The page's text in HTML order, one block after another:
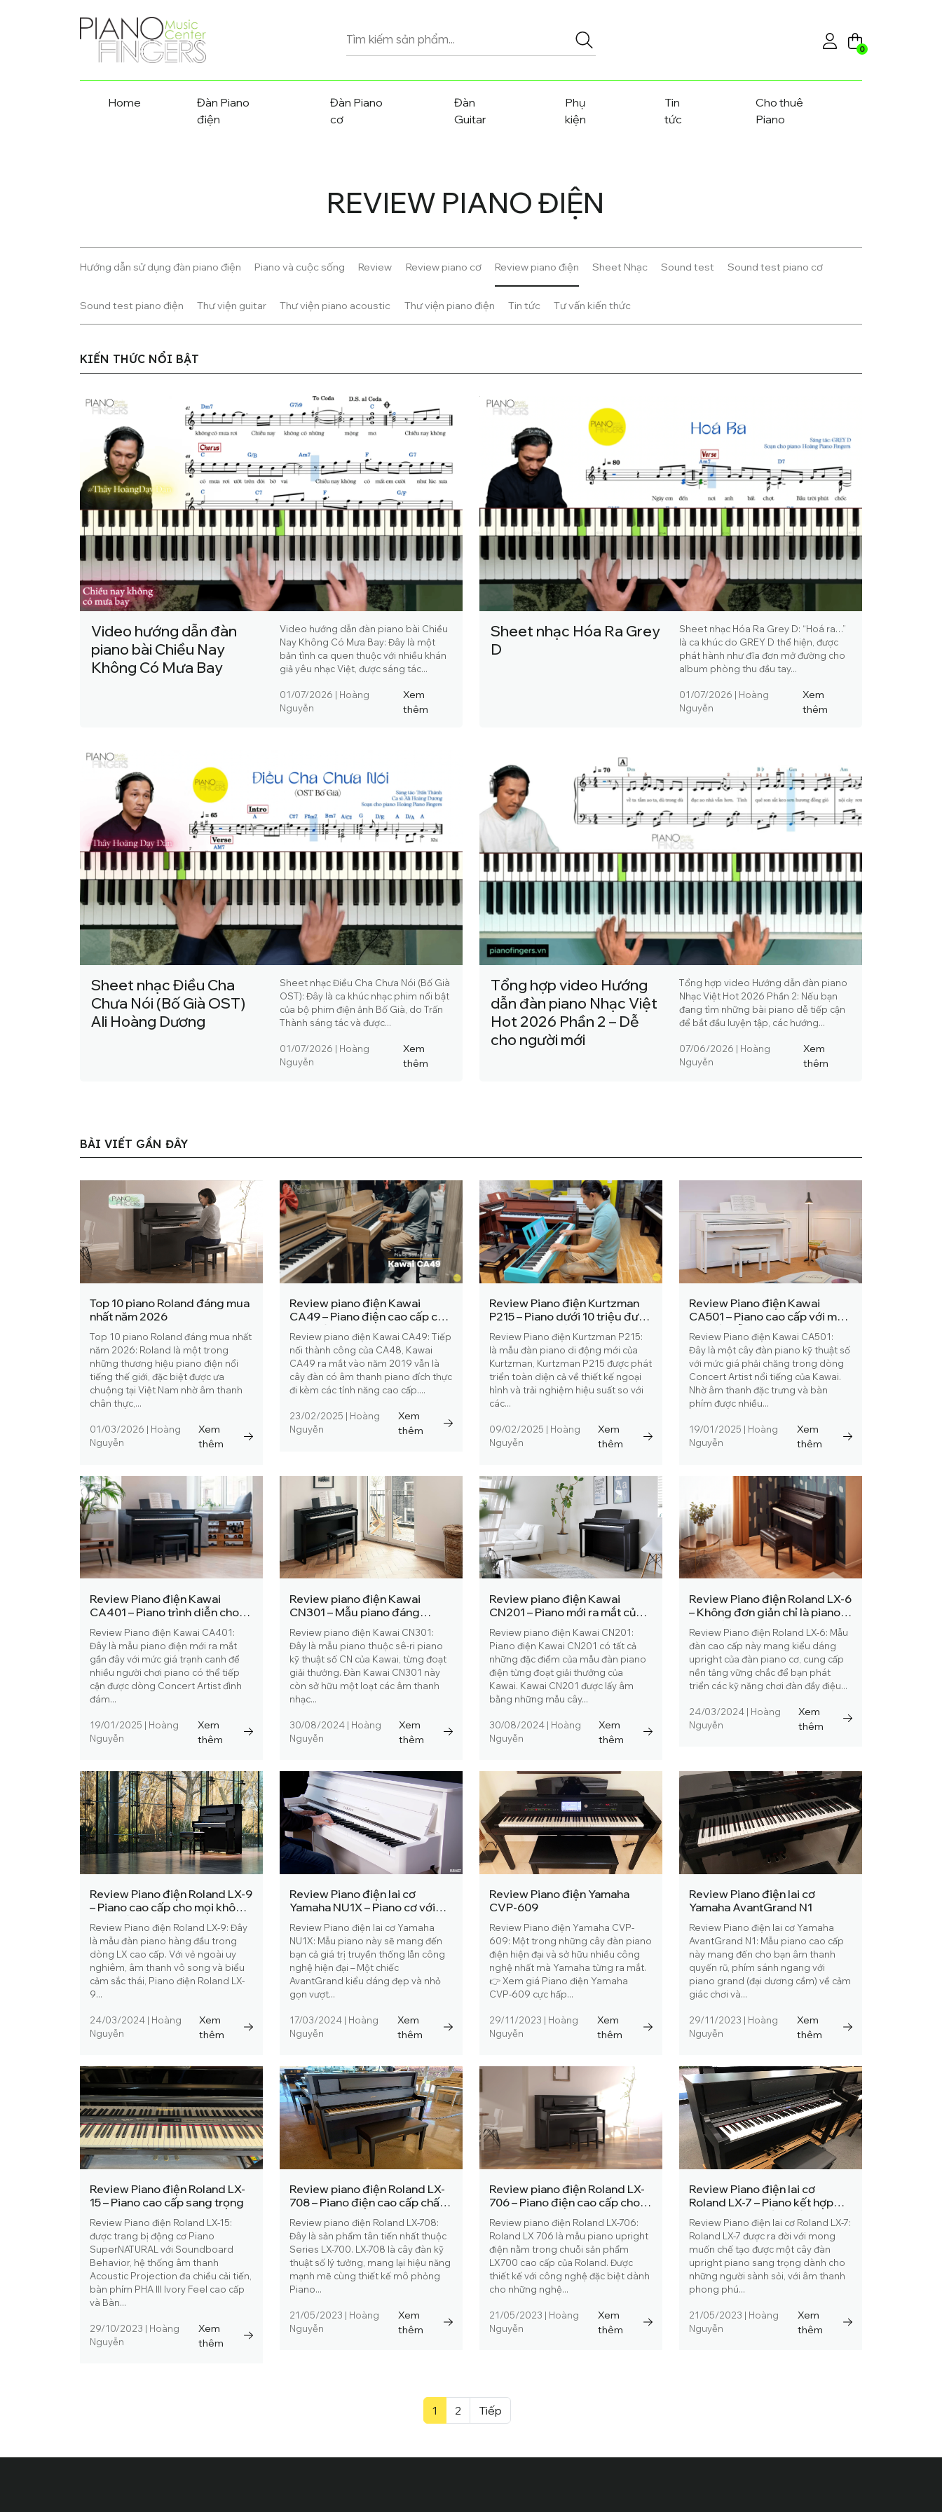
kiếm
0
Home
Đàn Piano
điện
Đàn Piano
cơ
Đàn
Guitar
Phụ
kiện
Tin
tức
Cho thuê
Piano
REVIEW PIANO ĐIỆN
Hướng dẫn sử dụng đàn piano điện Piano và cuộc sống Review Review piano cơ Review piano điện Sheet Nhạc Sound test Sound test piano cơ
Sound test piano điện Thư viện guitar Thư viện piano acoustic Thư viện piano điện Tin tức Tư vấn kiến thức
KIẾN THỨC NỔI BẬT
Video hướng dẫn đàn
piano bài Chiều Nay
Không Có Mưa Bay
Video hướng dẫn đàn piano bài Chiều
Nay Không Có Mưa Bay: Đây là một
bản tình ca quen thuộc với nhiều khán
giả yêu nhạc Việt, được sáng tác...
01/07/2026 | Hoàng
Nguyễn
Xem
thêm
Sheet nhạc Hóa Ra Grey
D
Sheet nhạc Hóa Ra Grey D: “Hoá ra…”
là ca khúc do GREY D thể hiện, được
phát hành như đĩa đơn mở đường cho
album phòng thu đầu tay...
01/07/2026 | Hoàng
Nguyễn
Xem
thêm
Sheet nhạc Điều Cha
Chưa Nói (Bố Già OST)
Ali Hoàng Dương
Sheet nhạc Điều Cha Chưa Nói (Bố Già
OST): Đây là ca khúc nhạc phim nổi bật
của bộ phim điện ảnh Bố Già, do Trấn
Thành sáng tác và được...
01/07/2026 | Hoàng
Nguyễn
Xem
thêm
Tổng hợp video Hướng
dẫn đàn piano Nhạc Việt
Hot 2026 Phần 2 – Dễ
cho người mới
Tổng hợp video Hướng dẫn đàn piano
Nhạc Việt Hot 2026 Phần 2: Nếu bạn
đang tìm những bài piano dễ tiếp cận
để bắt đầu luyện tập, các hướng...
07/06/2026 | Hoàng
Nguyễn
Xem
thêm
BÀI VIẾT GẦN ĐÂY
Top 10 piano Roland đáng mua
nhất năm 2026
Top 10 piano Roland đáng mua nhất
năm 2026: Roland là một trong
những thương hiệu piano điện nổi
tiếng thế giới, đặc biệt được ưa
chuộng tại Việt Nam nhờ âm thanh
chân thực,...
01/03/2026 | Hoàng
Nguyễn
Xem
thêm
Review piano điện Kawai
CA49 – Piano điện cao cấp cho
mọi đối tượng
Review piano điện Kawai CA49: Tiếp
nối thành công của CA48, Kawai
CA49 ra mắt vào năm 2019 vẫn là
cây đàn có âm thanh piano đích thực
đi kèm các tính năng cao cấp....
23/02/2025 | Hoàng
Nguyễn
Xem
thêm
Review Piano điện Kurtzman
P215 – Piano dưới 10 triệu được
ưa chuộng nhất
Review Piano điện Kurtzman P215:
là mẫu đàn piano di động mới của
Kurtzman, Kurtzman P215 được phát
triển toàn diện cả về thiết kế ngoại
hình và trải nghiệm hiệu suất so với
các...
09/02/2025 | Hoàng
Nguyễn
Xem
thêm
Review Piano điện Kawai
CA501 – Piano cao cấp với mức
giá hấp dẫn
Review Piano điện Kawai CA501:
Đây là một cây đàn piano kỹ thuật số
với mức giá phải chăng trong dòng
Concert Artist nổi tiếng của Kawai.
Nhờ âm thanh đặc trưng và bàn
phím được nhiều...
19/01/2025 | Hoàng
Nguyễn
Xem
thêm
Review Piano điện Kawai
CA401 – Piano trình diễn cho
Review Piano điện Kawai CA401:
Đây là mẫu piano điện mới ra mắt
gần đây với mức giá trạnh canh để
nhiều người chơi piano có thể tiếp
cận được dòng Concert Artist đình
đám...
19/01/2025 | Hoàng
Nguyễn
Xem
thêm
Review piano điện Kawai
CN301 – Mẫu piano đáng
Review piano điện Kawai CN301:
Đây là mẫu piano thuộc sê-ri piano
kỹ thuật số CN của Kawai, từng đoạt
giải thưởng. Đàn Kawai CN301 này
còn sở hữu một loạt các âm thanh
nhạc...
30/08/2024 | Hoàng
Nguyễn
Xem
thêm
Review piano điện Kawai
CN201 – Piano mới ra mắt của
Review piano điện Kawai CN201:
Piano điện Kawai CN201 có tất cả
những đặc điểm của mẫu đàn piano
điện từng đoạt giải thưởng của
Kawai. Kawai CN201 được lấy âm
bằng những mẫu cây...
30/08/2024 | Hoàng
Nguyễn
Xem
thêm
Review Piano điện Roland LX-6
– Không đơn giản chỉ là piano
cao cấp
Review Piano điện Roland LX-6: Mẫu
đàn cao cấp này mang kiểu dáng
upright của đàn piano cơ, cung cấp
nền tảng vững chắc để bạn phát
triển các kỹ năng chơi đàn đầy điệu...
24/03/2024 | Hoàng
Nguyễn
Xem
thêm
Review Piano điện Roland LX-9
– Piano cao cấp cho mọi không
gian sống
Review Piano điện Roland LX-9: Đây
là mẫu đàn piano hàng đầu trong
dòng LX cao cấp. Với vẻ ngoài uy
nghiêm, âm thanh vô song và biểu
cảm sắc thái, Piano điện Roland LX-
9...
24/03/2024 | Hoàng
Nguyễn
Xem
thêm
Review Piano điện lai cơ
Yamaha NU1X – Piano cơ với
Review Piano điện lai cơ Yamaha
NU1X: Mẫu piano này sẽ mang đến
bạn cả giá trị truyền thống lẫn công
nghệ hiện đại – Một chiếc
AvantGrand kiểu dáng đẹp và nhỏ
gọn vượt...
17/03/2024 | Hoàng
Nguyễn
Xem
thêm
Review Piano điện Yamaha
CVP-609
Review Piano điện Yamaha CVP-
609: Một trong những cây đàn piano
điện hiện đại và sở hữu nhiều công
nghệ nhất mà Yamaha từng ra mắt.
👉 Xem giá Piano điện Yamaha
CVP-609 cực hấp...
29/11/2023 | Hoàng
Nguyễn
Xem
thêm
Review Piano điện lai cơ
Yamaha AvantGrand N1
Review Piano điện lai cơ Yamaha
AvantGrand N1: Mẫu piano cao cấp
này mang đến cho bạn âm thanh
quyến rũ, phím sánh ngang với
piano grand (đại dương cầm) về cảm
giác chơi và...
29/11/2023 | Hoàng
Nguyễn
Xem
thêm
Review Piano điện Roland LX-
15 – Piano cao cấp sang trọng
Review Piano điện Roland LX-15:
được trang bị động cơ Piano
SuperNATURAL với Soundboard
Behavior, hệ thống âm thanh
Acoustic Projection đa chiều cải tiến,
bàn phím PHA III Ivory Feel cao cấp
và Bàn...
29/10/2023 | Hoàng
Nguyễn
Xem
thêm
Review piano điện Roland LX-
708 – Piano điện cao cấp chất
lượng độc đáo
Review piano điện Roland LX-708:
Đây là sản phẩm tân tiến nhất thuộc
Series LX-700. LX-708 là cây đàn kỹ
thuật số lý tưởng, mang lại hiệu năng
mạnh mẽ cùng thiết kế mô phỏng
Piano...
21/05/2023 | Hoàng
Nguyễn
Xem
thêm
Review piano điện Roland LX-
706 – Piano điện cao cấp cho
riêng bạn
Review piano điện Roland LX-706:
Roland LX 706 là mẫu piano upright
điện nằm trong chuỗi sản phẩm
LX700 cao cấp của Roland. Được
thiết kế với công nghệ đặc biệt dành
cho những nghệ...
21/05/2023 | Hoàng
Nguyễn
Xem
thêm
Review Piano điện lai cơ
Roland LX-7 – Piano kết hợp
hiện đại và truyền thống
Review Piano điện lai cơ Roland LX-7:
Roland LX-7 được ra đời với mong
muốn chế tạo được một cây đàn
upright piano sang trọng dành cho
những người sành sỏi, với âm thanh
phong phú...
21/05/2023 | Hoàng
Nguyễn
Xem
thêm
1 2 Tiếp